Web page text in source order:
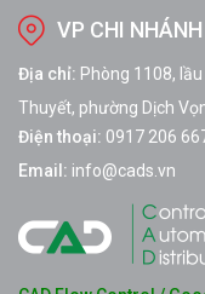
VP CHI
Địa chỉ: Phòng 1108,
Thuyết, phường Dịch
Điện thoại: 0917 206
Email: info@cads.vn